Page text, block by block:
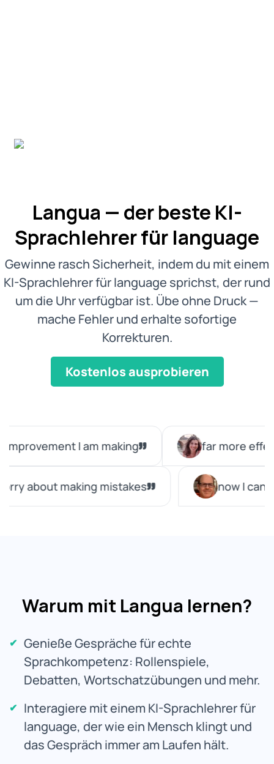
Langua — der beste KI-
Sprachlehrer für language
Gewinne rasch Sicherheit, indem du mit einem
KI-Sprachlehrer für language sprichst, der rund
um die Uhr verfügbar ist. Übe ohne Druck —
mache Fehler und erhalte sofortige
Korrekturen.
Kostenlos ausprobieren
Warum mit Langua lernen?
Genieße Gespräche für echte
Sprachkompetenz: Rollenspiele,
Debatten, Wortschatzübungen und mehr.
Interagiere mit einem KI-Sprachlehrer für
language, der wie ein Mensch klingt und
das Gespräch immer am Laufen hält.